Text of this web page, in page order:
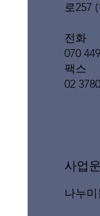
로257
전화
070
팩스
02
사업
나누